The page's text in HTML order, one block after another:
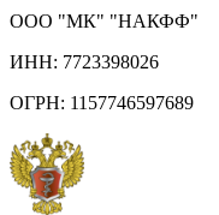
ООО "МК" "НАКФФ"
ИНН: 7723398026
ОГРН: 1157746597689